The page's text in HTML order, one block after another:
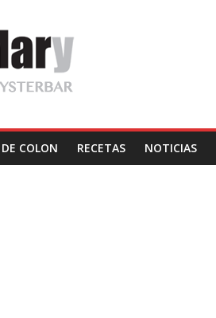
COLON RECETAS NOTICIAS